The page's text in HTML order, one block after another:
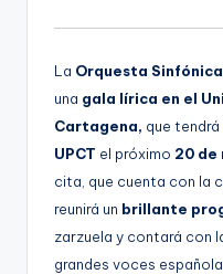
La Orquesta
una gala lírica en el
Cartagena, que tendrá
UPCT el próximo 20 de
cita, que cuenta con la
reunirá un brillante
zarzuela y contará con
grandes voces